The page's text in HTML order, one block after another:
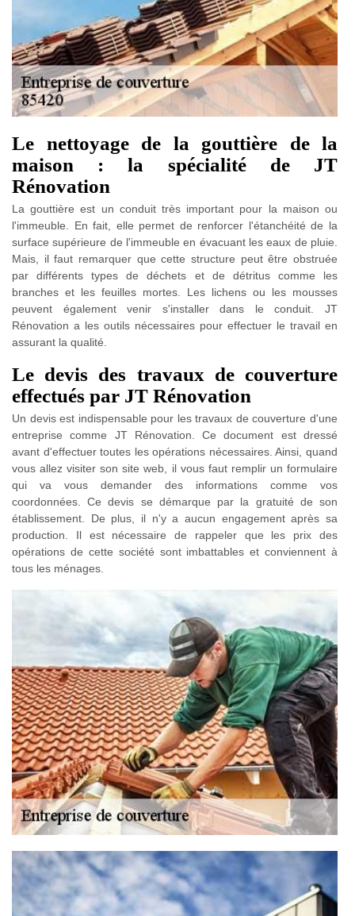
Le nettoyage de la gouttière de la
maison : la spécialité de JT
Rénovation
La gouttière est un conduit très important pour la maison ou
l'immeuble. En fait, elle permet de renforcer l'étanchéité de la
surface supérieure de l'immeuble en évacuant les eaux de pluie.
Mais, il faut remarquer que cette structure peut être obstruée
par différents types de déchets et de détritus comme les
branches et les feuilles mortes. Les lichens ou les mousses
peuvent également venir s'installer dans le conduit. JT
Rénovation a les outils nécessaires pour effectuer le travail en
assurant la qualité.
Le devis des travaux de couverture
effectués par JT Rénovation
Un devis est indispensable pour les travaux de couverture d'une
entreprise comme JT Rénovation. Ce document est dressé
avant d'effectuer toutes les opérations nécessaires. Ainsi, quand
vous allez visiter son site web, il vous faut remplir un formulaire
qui va vous demander des informations comme vos
coordonnées. Ce devis se démarque par la gratuité de son
établissement. De plus, il n'y a aucun engagement après sa
production. Il est nécessaire de rappeler que les prix des
opérations de cette société sont imbattables et conviennent à
tous les ménages.